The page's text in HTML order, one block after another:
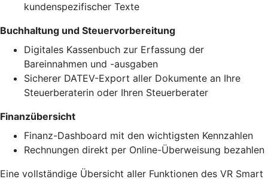
kundenspezifischer Texte
Buchhaltung und Steuervorbereitung
Digitales Kassenbuch zur Erfassung der
Bareinnahmen und -ausgaben
Sicherer DATEV-Export aller Dokumente an Ihre
Steuerberaterin oder Ihren Steuerberater
Finanzübersicht
Finanz-Dashboard mit den wichtigsten Kennzahlen
Rechnungen direkt per Online-Überweisung bezahlen
Eine vollständige Übersicht aller Funktionen des VR Smart